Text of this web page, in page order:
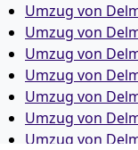
Umzug von
Umzug von
Umzug von
Umzug von
Umzug von
Umzug von
Umzug von